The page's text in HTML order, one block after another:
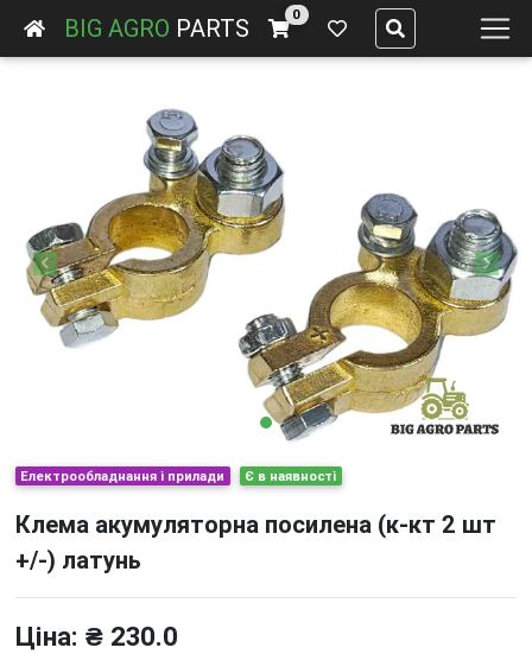
BIG AGRO PARTS 0
Previous Next
Електрообладнання і прилади Є в наявності
Клема акумуляторна посилена (к-кт 2 шт
+/-) латунь
Ціна: ₴ 230.0